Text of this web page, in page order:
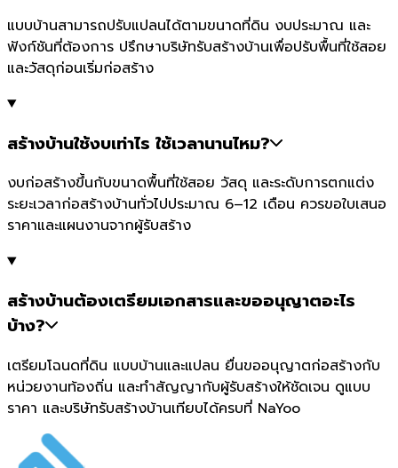
แบบบ้านสามารถปรับแปลนได้ตามขนาดที่ดิน งบประมาณ และ
ฟังก์ชันที่ต้องการ ปรึกษาบริษัทรับสร้างบ้านเพื่อปรับพื้นที่ใช้สอย
และวัสดุก่อนเริ่มก่อสร้าง
สร้างบ้านใช้งบเท่าไร ใช้เวลานานไหม?
งบก่อสร้างขึ้นกับขนาดพื้นที่ใช้สอย วัสดุ และระดับการตกแต่ง
ระยะเวลาก่อสร้างบ้านทั่วไปประมาณ 6–12 เดือน ควรขอใบเสนอ
ราคาและแผนงานจากผู้รับสร้าง
สร้างบ้านต้องเตรียมเอกสารและขออนุญาตอะไร
บ้าง?
เตรียมโฉนดที่ดิน แบบบ้านและแปลน ยื่นขออนุญาตก่อสร้างกับ
หน่วยงานท้องถิ่น และทำสัญญากับผู้รับสร้างให้ชัดเจน ดูแบบ
ราคา และบริษัทรับสร้างบ้านเทียบได้ครบที่ NaYoo